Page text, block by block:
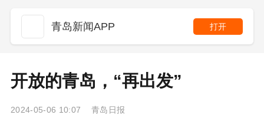
青岛新闻APP 打开
开放的青岛，“再出发”
2024-05-06 10:07 青岛日报